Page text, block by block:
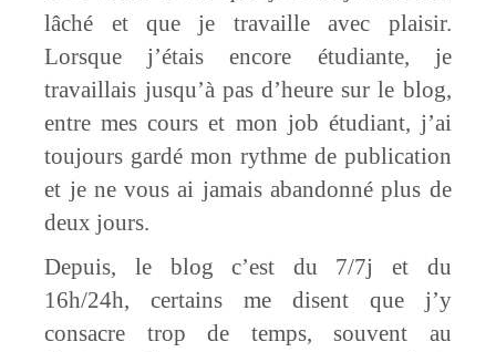
lâché et que je travaille avec plaisir.
Lorsque j’étais encore étudiante, je
travaillais jusqu’à pas d’heure sur le blog,
entre mes cours et mon job étudiant, j’ai
toujours gardé mon rythme de publication
et je ne vous ai jamais abandonné plus de
deux jours.
Depuis, le blog c’est du 7/7j et du
16h/24h, certains me disent que j’y
consacre trop de temps, souvent au